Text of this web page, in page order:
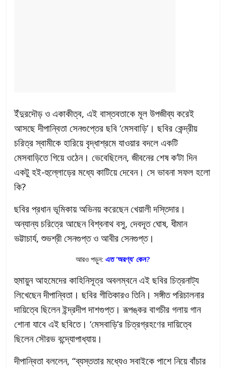
ইঁদুরদৌড় ও একাকীত্ব, এই বাস্তবতাকে মূল উপজীব্য করেই
আসছে দীপান্বিতা সেনগুপ্তের ছবি ‘মেসবাড়ি’। ছবির কেন্দ্রীয়
চরিত্র স্বামীকে হারিয়ে বৃদ্ধাশ্রমে যাওয়ার বদলে একটি
মেসবাড়িতে গিয়ে ওঠেন। ভেবেছিলেন, জীবনের শেষ ক’টা দিন
একটু হই-হুল্লোড়ের মধ্যে কাটিয়ে দেবেন। সে ভাবনা সফল হলো
কি?
ছবির প্রধান ভূমিকায় অভিনয় করেছেন খেয়ালী দস্তিদার।
অন্যান্য চরিত্রে আছেন বিশ্বনাথ বসু, দেবদূত ঘোষ, ধীমান
ভট্টাচার্য, শুভশ্রী সেনগুপ্ত ও আবীর সেনগুপ্ত।
আরও পড়ুন:এত ‘অরণ্য’ কেন?
হুমায়ুন আহমেদের কাহিনিসূত্র অবলম্বনে এই ছবির চিত্রনাট্য
লিখেছেন দীপান্বিতা। ছবির গীতিকারও তিনি। সঙ্গীত পরিচালনার
দায়িত্বে ছিলেন ইন্দ্রদীপ দাশগুপ্ত। রূপঙ্কর বাগচীর গলায় গান
শোনা যাবে এই ছবিতে। ‘মেসবাড়ি’র চিত্রগ্রহণের দায়িত্বে
ছিলেন সৌরভ বন্দ্যোপাধ্যায়।
দীপান্বিতা বললেন, “ব্যস্ততার মধ্যেও সবাইকে পাশে নিয়ে বাঁচার